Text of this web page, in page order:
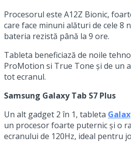
Procesorul este A12Z Bionic,
care face minuni alături de cele 8
bateria rezistă până la 9 ore.
Tableta beneficiază de noile
ProMotion si True Tone și de un
tot ecranul.
Samsung Galaxy Tab S7 Plus
Un alt gadget 2 în 1, tableta
un procesor foarte puternic și o
ecranului de 120Hz, ideal pentru